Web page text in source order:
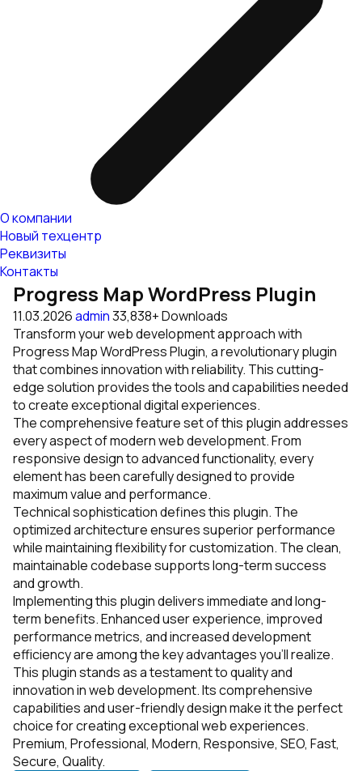
О компании
Новый техцентр
Реквизиты
Контакты
Progress Map WordPress Plugin
11.03.2026admin33,838+ Downloads
Transform your web development approach with
Progress Map WordPress Plugin, a revolutionary plugin
that combines innovation with reliability. This cutting-
edge solution provides the tools and capabilities needed
to create exceptional digital experiences.
The comprehensive feature set of this plugin addresses
every aspect of modern web development. From
responsive design to advanced functionality, every
element has been carefully designed to provide
maximum value and performance.
Technical sophistication defines this plugin. The
optimized architecture ensures superior performance
while maintaining flexibility for customization. The clean,
maintainable codebase supports long-term success
and growth.
Implementing this plugin delivers immediate and long-
term benefits. Enhanced user experience, improved
performance metrics, and increased development
efficiency are among the key advantages you'll realize.
This plugin stands as a testament to quality and
innovation in web development. Its comprehensive
capabilities and user-friendly design make it the perfect
choice for creating exceptional web experiences.
Premium, Professional, Modern, Responsive, SEO, Fast,
Secure, Quality.